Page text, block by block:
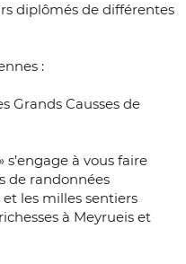
diplômés de différentes
:
Grands Causses de
s’engage à vous faire
de randonnées
et les milles sentiers
à Meyrueis et